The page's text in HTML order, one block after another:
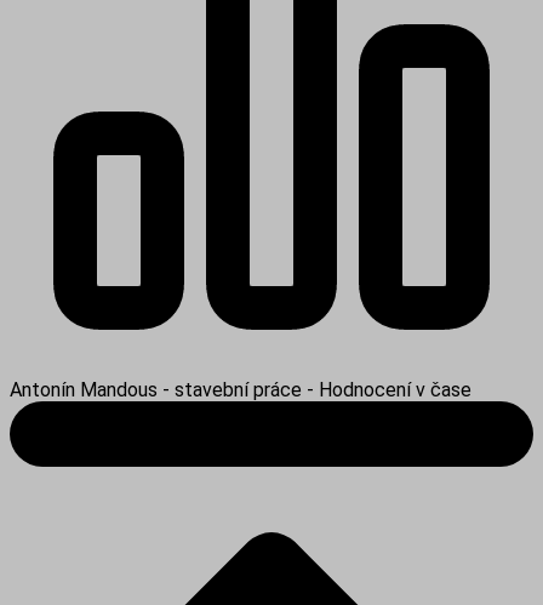
Antonín Mandous - stavební práce - Hodnocení v čase